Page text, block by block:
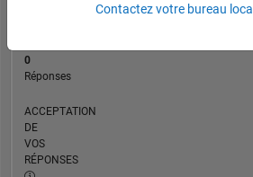
CONTRIBUTIONS
0
Réponses
ACCEPTATION
DE
VOS
RÉPONSES
Contactez votre bureau local